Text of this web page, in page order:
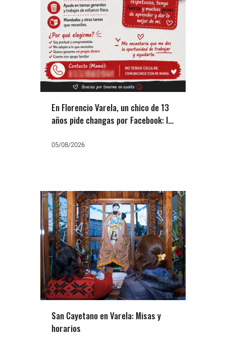
En Florencio Varela, un chico de 13
años pide changas por Facebook: la
05/08/2026
San Cayetano en Varela: Misas y
horarios